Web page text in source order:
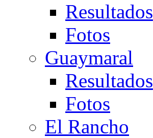
Resultados
Fotos
Guaymaral
Resultados
Fotos
El Rancho